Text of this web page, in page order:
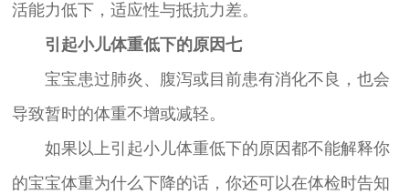
活能力低下，适应性与抵抗力差。
引起小儿体重低下的原因七
宝宝患过肺炎、腹泻或目前患有消化不良，也会
导致暂时的体重不增或减轻。
如果以上引起小儿体重低下的原因都不能解释你
的宝宝体重为什么下降的话，你还可以在体检时告知